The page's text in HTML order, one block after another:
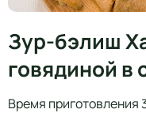
Зур-бэлиш
говядиной в
Время приготовления